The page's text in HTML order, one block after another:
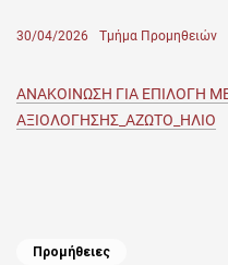
Posted
30/04/2026 Author
Τμήμα Προμηθειών
ΑΝΑΚΟΙΝΩΣΗ ΓΙΑ ΕΠΙΛΟΓΗ
ΑΞΙΟΛΟΓΗΣΗΣ_ΑΖΩΤΟ_ΗΛΙΟ
Categories
Προμήθειες